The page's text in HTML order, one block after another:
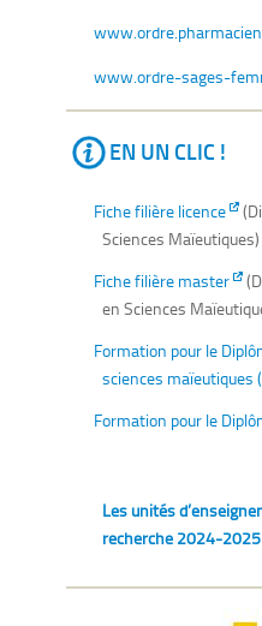
www.ordre-sages-
EN UN CLIC !
Fiche filière licence
Sciences Maïeutiques)
Fiche filière master
en Sciences
Formation pour le
sciences maïeutiques
Formation pour le
Les unités
recherche 2024-2025